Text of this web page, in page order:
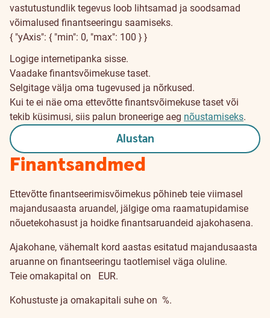
vastutustundlik tegevus loob lihtsamad ja soodsamad
võimalused finantseeringu saamiseks.
{ "yAxis": { "min": 0, "max": 100 } }
Logige internetipanka sisse.
Vaadake finantsvõimekuse taset.
Selgitage välja oma tugevused ja nõrkused.
Kui te ei näe oma ettevõtte finantsvõimekuse taset või
tekib küsimusi, siis palun broneerige aeg nõustamiseks.
Alustan
Finantsandmed
Ettevõtte finantseerimisvõimekus põhineb teie viimasel
majandusaasta aruandel, jälgige oma raamatupidamise
nõuetekohasust ja hoidke finantsaruandeid ajakohasena.
Ajakohane, vähemalt kord aastas esitatud majandusaasta
aruanne on finantseeringu taotlemisel väga oluline.
Teie omakapital on
EUR.
Kohustuste ja omakapitali suhe on %.